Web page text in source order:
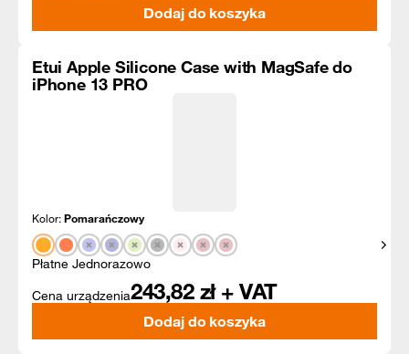
Dodaj do koszyka
Etui Apple Silicone Case with MagSafe do
iPhone 13 PRO
Kolor:Pomarańczowy
Płatne Jednorazowo
Cena urządzenia243,82 zł + VAT
Dodaj do koszyka